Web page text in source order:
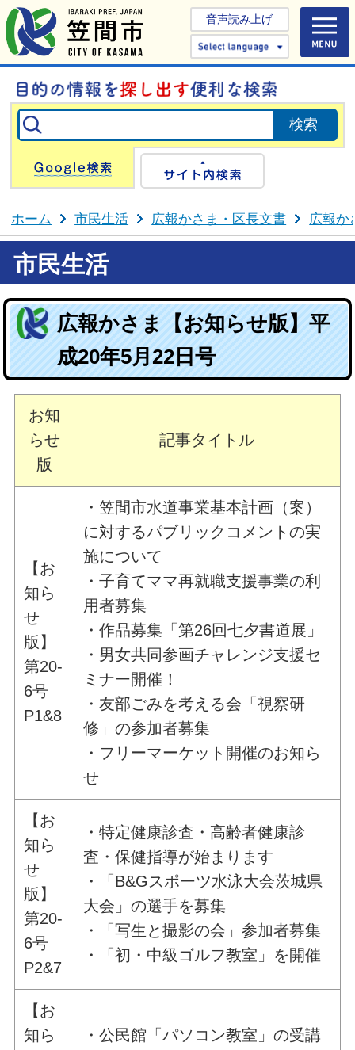
音声読み上げ
Select
Google検索
ホーム 市民生活 広報かさま・区長文書 広報か
市民生活
広報かさま【お知らせ版】平
成20年5月22日号
お知
らせ
版
記事タイトル
【お
知ら
せ
版】
第20-
6号
P1&8
・笠間市水道事業基本計画（案）
に対するパブリックコメントの実
施について
・子育てママ再就職支援事業の利
用者募集
・作品募集「第26回七夕書道展」
・男女共同参画チャレンジ支援セ
ミナー開催！
・友部ごみを考える会「視察研
修」の参加者募集
・フリーマーケット開催のお知ら
せ
【お
知ら
せ
版】
第20-
6号
P2&7
・特定健康診査・高齢者健康診
査・保健指導が始まります
・「B&Gスポーツ水泳大会茨城県
大会」の選手を募集
・「写生と撮影の会」参加者募集
・「初・中級ゴルフ教室」を開催
【お
知ら
・公民館「パソコン教室」の受講